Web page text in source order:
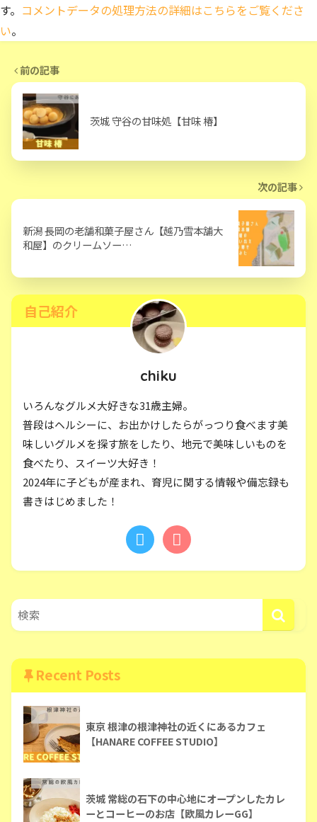
す。 コメントデータの処理方法の詳細はこちらをご覧くださ
い。
前の記事
茨城 守谷の甘味処【甘味 椿】
次の記事
新潟 長岡の老舗和菓子屋さん【越乃雪本舗大
和屋】のクリームソー…
自己紹介
chiku
いろんなグルメ大好きな31歳主婦。
普段はヘルシーに、お出かけしたらがっつり食べます美
味しいグルメを探す旅をしたり、地元で美味しいものを
食べたり、スイーツ大好き！
2024年に子どもが産まれ、育児に関する情報や備忘録も
書きはじめました！
Recent Posts
東京 根津の根津神社の近くにあるカフェ
【HANARE COFFEE STUDIO】
茨城 常総の石下の中心地にオープンしたカレ
ーとコーヒーのお店【欧風カレーGG】